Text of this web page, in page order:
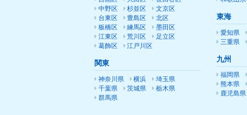
中野区
杉並区
文京区
台東区
豊島区
北区
板橋区
練馬区
墨田区
江東区
荒川区
足立区
葛飾区
江戸川区
関東
神奈川県 横浜
埼玉県
千葉県
茨城県
栃木県
群馬県
東海
愛知県
三重県
九州
福岡県
熊本県
鹿児島県